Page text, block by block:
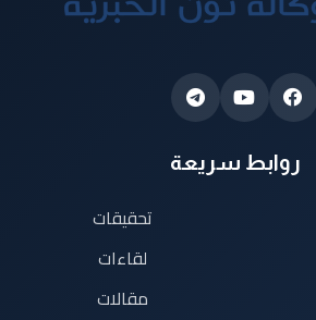
روابط سريعة
تحقيقات
لقاءات
مقالات